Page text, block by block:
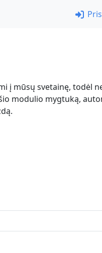
į mūsų svetainę, todėl
modulio mygtuką,